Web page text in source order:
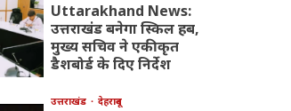
Uttarakhand News:
उत्तराखंड बनेगा स्किल हब,
मुख्य सचिव ने एकीकृत
डैशबोर्ड के दिए निर्देश
उत्तराखंड देहरादून